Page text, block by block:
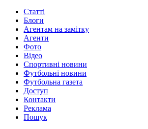
Статті
Блоги
Агентам на замітку
Агенти
Фото
Відео
Спортивні новини
Футбольні новини
Футбольна газета
Доступ
Контакти
Реклама
Пошук